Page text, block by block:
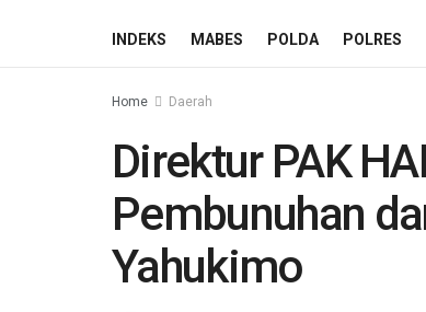
INDEKS MABES POLDA POLRES
Home Daerah
Direktur PAK
Pembunuhan
Yahukimo